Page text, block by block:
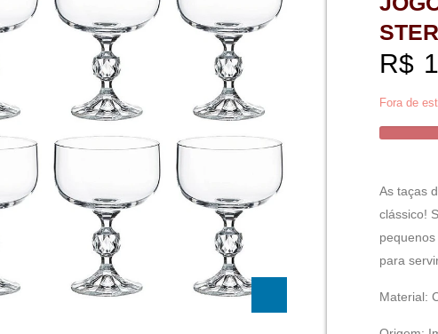
R$
Fora de
As taças
clássico!
para
Material: